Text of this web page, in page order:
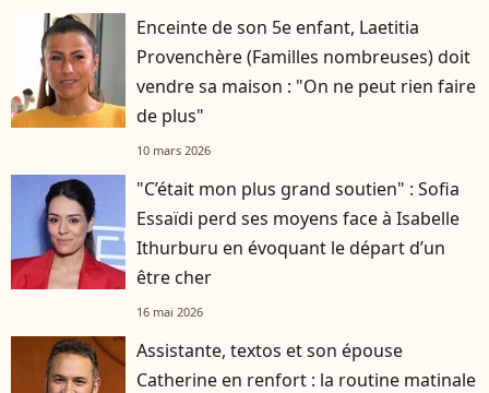
Enceinte de son 5e enfant, Laetitia
Provenchère (Familles nombreuses) doit
vendre sa maison : "On ne peut rien faire
de plus"
10 mars 2026
"C’était mon plus grand soutien" : Sofia
Essaïdi perd ses moyens face à Isabelle
Ithurburu en évoquant le départ d’un
être cher
16 mai 2026
Assistante, textos et son épouse
Catherine en renfort : la routine matinale